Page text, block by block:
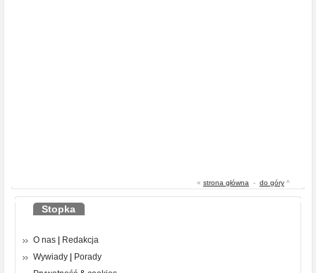
« strona główna - do góry ^
Stopka
O nas
Redakcja
Wywiady
Porady